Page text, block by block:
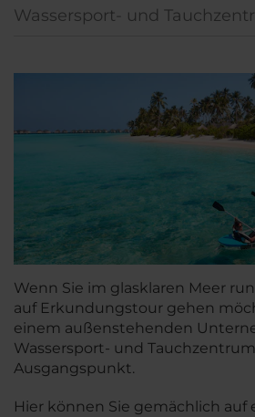
Wassersport- und
Wenn Sie im glasklaren Meer
auf Erkundungstour gehen
einem außenstehenden
Wassersport- und
Ausgangspunkt.
Hier können Sie gemächlich auf